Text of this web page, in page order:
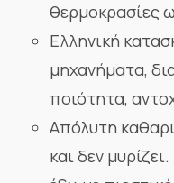
θερμοκρασίες
Ελληνική
μηχανήματα,
ποιότητα,
Απόλυτη
και δεν